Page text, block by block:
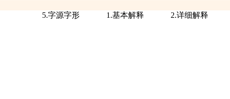
5.字源字形 1.基本解释 2.详细解释